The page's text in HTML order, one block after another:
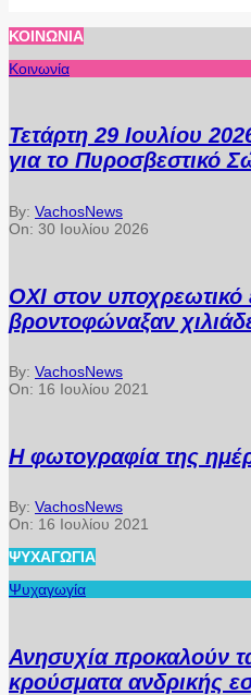
ΚΟΙΝΩΝΊΑ
Κοινωνία
Τετάρτη 29 Ιουλίου
για το Πυροσβεστικό
By: VachosNews
On: 30 Ιουλίου 2026
ΟΧΙ στον υποχρεωτικό
βροντοφώναξαν
By: VachosNews
On: 16 Ιουλίου 2021
Η φωτογραφία της
By: VachosNews
On: 16 Ιουλίου 2021
ΨΥΧΑΓΩΓΊΑ
Ψυχαγωγία
Ανησυχία προκαλούν
κρούσματα ανδρικής